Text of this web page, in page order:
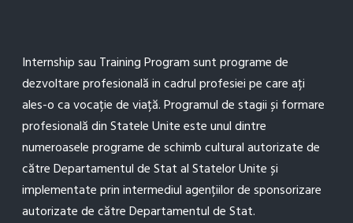
Internship sau Training Program sunt programe de
dezvoltare profesională in cadrul profesiei pe care ați
ales-o ca vocație de viață. Programul de stagii și formare
profesională din Statele Unite este unul dintre
numeroasele programe de schimb cultural autorizate de
către Departamentul de Stat al Statelor Unite și
implementate prin intermediul agențiilor de sponsorizare
autorizate de către Departamentul de Stat.